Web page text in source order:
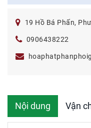
19 Hồ Bá Phấn,
0906438222
Nội dung Vận